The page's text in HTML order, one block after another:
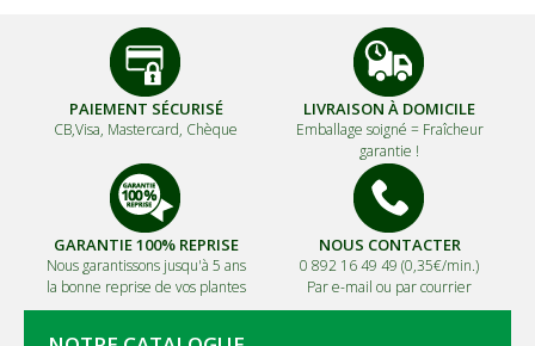
PAIEMENT SÉCURISÉ
CB,Visa, Mastercard, Chèque
LIVRAISON À DOMICILE
Emballage soigné = Fraîcheur
garantie !
GARANTIE 100% REPRISE
Nous garantissons jusqu'à 5 ans
la bonne reprise de vos plantes
NOUS CONTACTER
0 892 16 49 49 (0,35€/min.)
Par e-mail ou par courrier